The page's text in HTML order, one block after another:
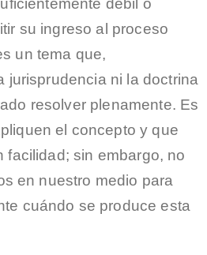
débil o
su ingreso al proceso
un tema que,
jurisprudencia ni la doctrina
resolver plenamente. Es
el concepto y que
facilidad; sin embargo, no
en nuestro medio para
cuándo se produce esta